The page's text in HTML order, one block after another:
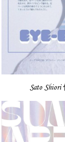
Sato Shiori